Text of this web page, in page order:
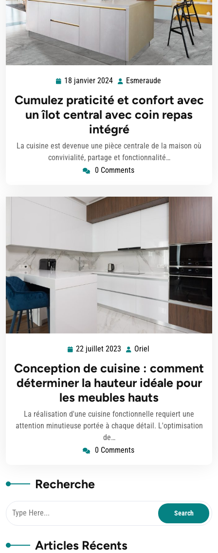
18 janvier 2024 18
2024
Esmeraude
Cumulez praticité et confort avec
un îlot central avec coin repas
intégré
La cuisine est devenue une pièce centrale de la maison où
convivialité, partage et fonctionnalité…
0 Comments
22 juillet 2023 22
juillet
2023
Oriel
Conception de cuisine : comment
déterminer la hauteur idéale pour
les meubles hauts
La réalisation d'une cuisine fonctionnelle requiert une
attention minutieuse portée à chaque détail. L'optimisation
de…
0 Comments
Recherche
Articles Récents